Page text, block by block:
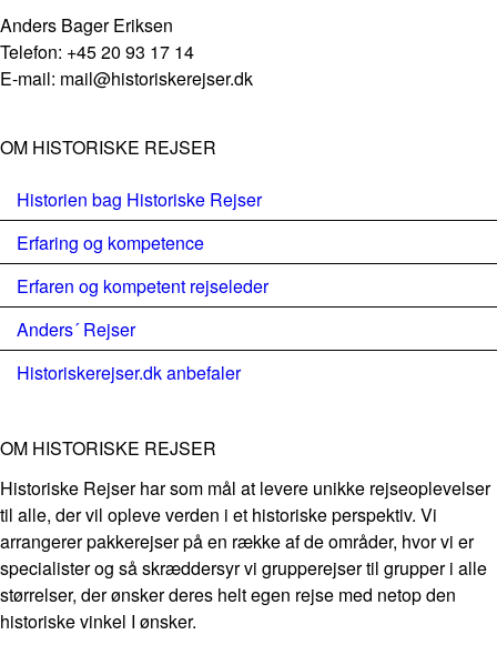
Anders Bager Eriksen
Telefon: +45 20 93 17 14
E-mail: mail@historiskerejser.dk
OM HISTORISKE REJSER
Historien bag Historiske Rejser
Erfaring og kompetence
Erfaren og kompetent rejseleder
Anders´ Rejser
Historiskerejser.dk anbefaler
OM HISTORISKE REJSER
Historiske Rejser har som mål at levere unikke rejseoplevelser
til alle, der vil opleve verden i et historiske perspektiv. Vi
arrangerer pakkerejser på en række af de områder, hvor vi er
specialister og så skræddersyr vi grupperejser til grupper i alle
størrelser, der ønsker deres helt egen rejse med netop den
historiske vinkel I ønsker.